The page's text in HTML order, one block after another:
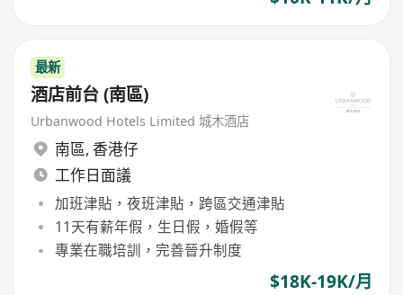
最新
酒店前台 (南區)
Urbanwood Hotels Limited 城木酒店
南區, 香港仔
工作日面議
加班津貼，夜班津貼，跨區交通津貼
11天有薪年假，生日假，婚假等
專業在職培訓，完善晉升制度
$18K-19K/月